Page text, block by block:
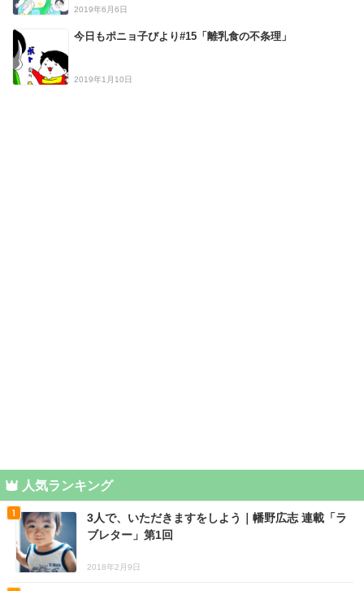
2019年6月6日
今日もポニョ子びより#15「離乳食の不条理」
2019年1月10日
人気ランキング
3人で、いただきますをしよう｜幡野広志 連載「ラ
ブレター」第1回
2018年2月9日